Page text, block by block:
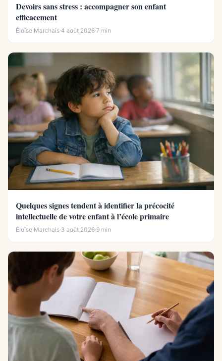
Devoirs sans stress : accompagner son enfant
efficacement
Éloïse Marchais·4 août 2026·7 min
Quelques signes tendent à identifier la précocité
intellectuelle de votre enfant à l’école primaire
Éloïse Marchais·3 août 2026·9 min